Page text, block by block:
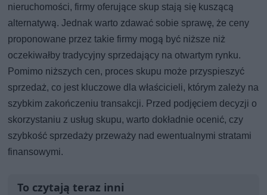
nieruchomości, firmy oferujące skup stają się kuszącą
alternatywą. Jednak warto zdawać sobie sprawę, że ceny
proponowane przez takie firmy mogą być niższe niż
oczekiwałby tradycyjny sprzedający na otwartym rynku.
Pomimo niższych cen, proces skupu może przyspieszyć
sprzedaż, co jest kluczowe dla właścicieli, którym zależy na
szybkim zakończeniu transakcji. Przed podjęciem decyzji o
skorzystaniu z usług skupu, warto dokładnie ocenić, czy
szybkość sprzedaży przeważy nad ewentualnymi stratami
finansowymi.
To czytają teraz inni